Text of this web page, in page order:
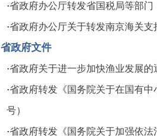
·省政府办公厅转发省国税局等部
·省政府办公厅关于转发南京海关
省政府文件
·省政府关于进一步加快渔业发展的
·省政府转发《国务院关于在国有
号）
·省政府转发《国务院关于加强依